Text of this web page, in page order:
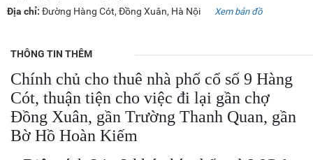
Địa chỉ: Đường Hàng Cót, Đồng Xuân, Hà Nội Xem bản đồ
THÔNG TIN THÊM
Chính chủ cho thuê nhà phố cổ số 9 Hàng
Cót, thuận tiện cho việc đi lại gần chợ
Đồng Xuân, gần Trường Thanh Quan, gần
Bờ Hồ Hoàn Kiếm